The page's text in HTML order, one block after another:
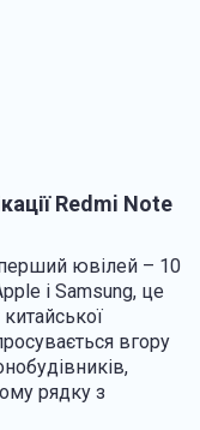
Redmi Note
перший ювілей – 10
і Samsung, це
вгору
рядку з